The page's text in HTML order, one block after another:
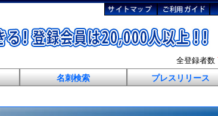
全登録者数
名刺検索 プレスリリース